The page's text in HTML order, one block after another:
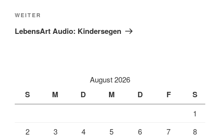
Nächster
Beitrag
WEITER
LebensArt Audio: Kindersegen
August 2026
S M D M D F S
1
2
3 4 5 6 7
8